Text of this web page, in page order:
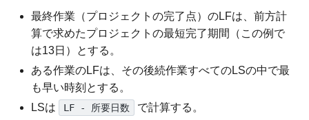
最終作業（プロジェクトの完了点）のLFは、前方計
算で求めたプロジェクトの最短完了期間（この例で
は13日）とする。
ある作業のLFは、その後続作業すべてのLSの中で最
も早い時刻とする。
LSは
LF - 所要日数 で計算する。